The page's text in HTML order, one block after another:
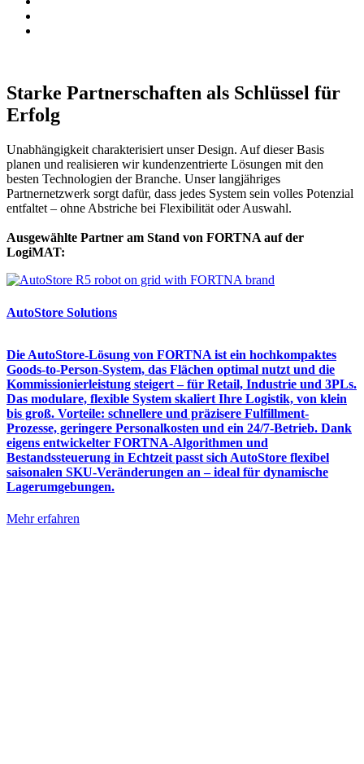
Starke Partnerschaften als Schlüssel für
Erfolg
Unabhängigkeit charakterisiert unser Design. Auf dieser Basis
planen und realisieren wir kundenzentrierte Lösungen mit den
besten Technologien der Branche. Unser langjähriges
Partnernetzwerk sorgt dafür, dass jedes System sein volles Potenzial
entfaltet – ohne Abstriche bei Flexibilität oder Auswahl.
Ausgewählte Partner am Stand von FORTNA auf der
LogiMAT:
AutoStore Solutions
Die AutoStore-Lösung von FORTNA ist ein hochkompaktes
Goods-to-Person-System, das Flächen optimal nutzt und die
Kommissionierleistung steigert – für Retail, Industrie und 3PLs.
Das modulare, flexible System skaliert Ihre Logistik, von klein
bis groß. Vorteile: schnellere und präzisere Fulfillment-
Prozesse, geringere Personalkosten und ein 24/7-Betrieb. Dank
eigens entwickelter FORTNA-Algorithmen und
Bestandssteuerung in Echtzeit passt sich AutoStore flexibel
saisonalen SKU-Veränderungen an – ideal für dynamische
Lagerumgebungen.
Mehr erfahren